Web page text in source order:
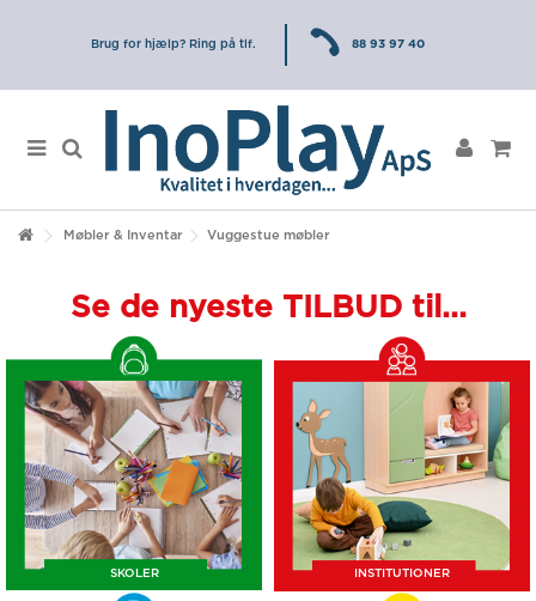
Brug for hjælp? Ring på tlf. 88 93 97 40
Møbler & Inventar Vuggestue møbler
Se de nyeste TILBUD til...
SKOLER INSTITUTIONER